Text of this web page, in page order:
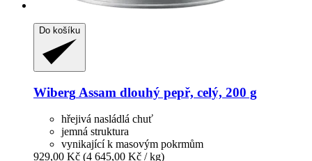
Do košíku
Wiberg Assam dlouhý pepř, celý, 200 g
hřejivá nasládlá chuť
jemná struktura
vynikající k masovým pokrmům
929,00 Kč (4 645,00 Kč / kg)